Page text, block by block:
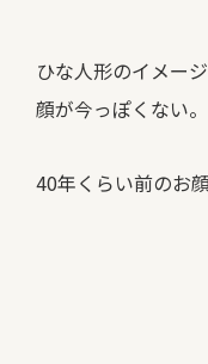
ひな人形のイメー
顔が今っぽくない。
40年くらい前のお